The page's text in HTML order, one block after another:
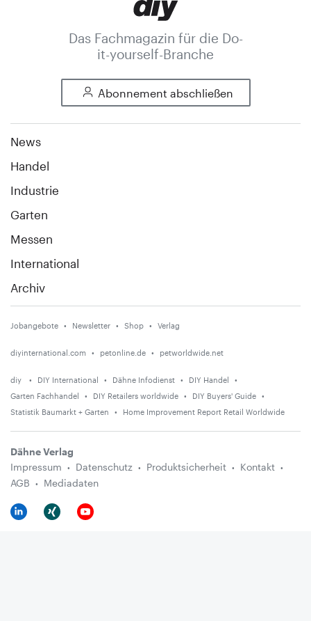
Das Fachmagazin für die Do-
it-yourself-Branche
Abonnement abschließen
News
Handel
Industrie
Garten
Messen
International
Archiv
Jobangebote Newsletter Shop Verlag
diyinternational.com petonline.de petworldwide.net
diy DIY International Dähne Infodienst
DIY Handel
Garten Fachhandel
DIY Retailers worldwide
DIY Buyers' Guide
Statistik Baumarkt + Garten
Home Improvement Report Retail Worldwide
Dähne Verlag
Impressum
Datenschutz Produktsicherheit
Kontakt
AGB
Mediadaten